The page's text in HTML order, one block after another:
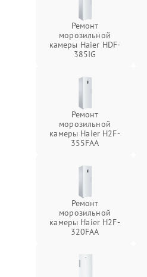
Ремонт
морозильной
камеры Haier HDF-
385IG
Ремонт
морозильной
камеры Haier H2F-
355FAA
Ремонт
морозильной
камеры Haier H2F-
320FAA